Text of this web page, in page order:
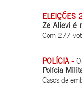
ELEIÇÕES
Zé Alievi é
Com 277
POLÍCIA -
Polícia
Casos de